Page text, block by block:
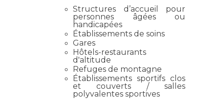
Structures d’accueil pour
personnes âgées ou
handicapées
Établissements de soins
Gares
Hôtels-restaurants
d'altitude
Refuges de montagne
Établissements sportifs clos
et couverts / salles
polyvalentes sportives